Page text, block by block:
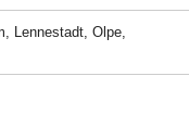
Lennestadt, Olpe,